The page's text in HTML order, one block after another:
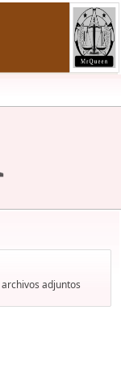
adjuntos